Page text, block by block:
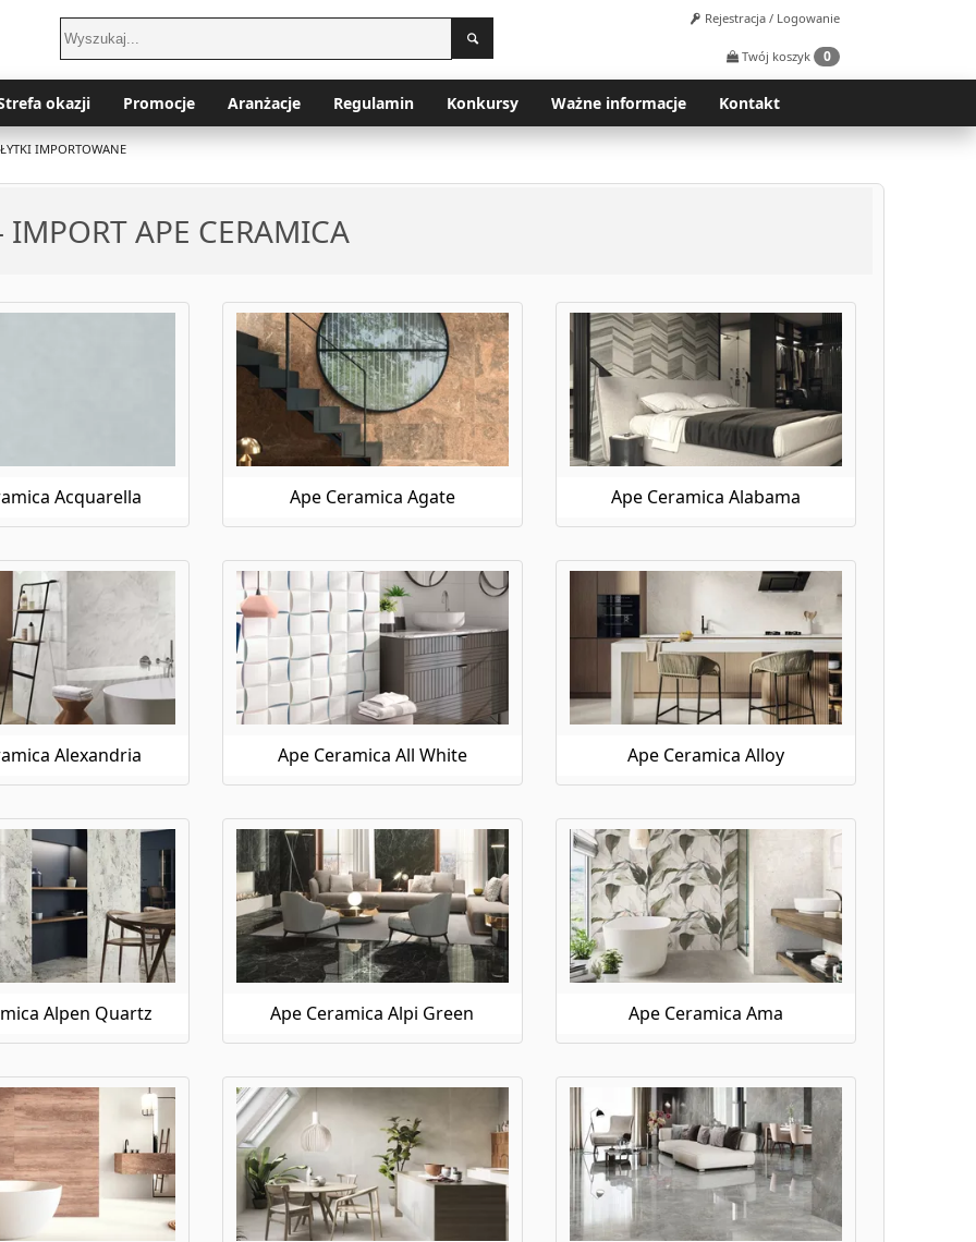
Rejestracja / Logowanie
Twój koszyk 0
okazji Promocje Aranżacje Regulamin Konkursy Ważne informacje Kontakt
IMPORTOWANE
IMPORT APE CERAMICA
Acquarella Ape Ceramica Agate Ape Ceramica Alabama
Alexandria Ape Ceramica All White Ape Ceramica Alloy
Alpen Quartz Ape Ceramica Alpi Green Ape Ceramica Ama